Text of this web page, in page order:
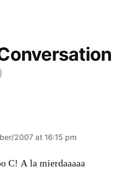
2007 at 16:15 pm
C! A la mierdaaaaa